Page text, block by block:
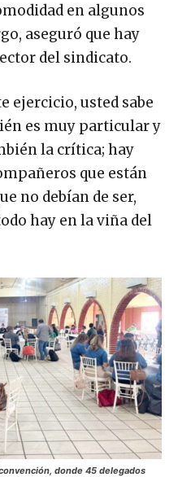
en algunos
aseguró que hay
del sindicato.
ejercicio, usted sabe
es muy particular y
la crítica; hay
que están
no debían de ser,
hay en la viña del
donde 45 delegados